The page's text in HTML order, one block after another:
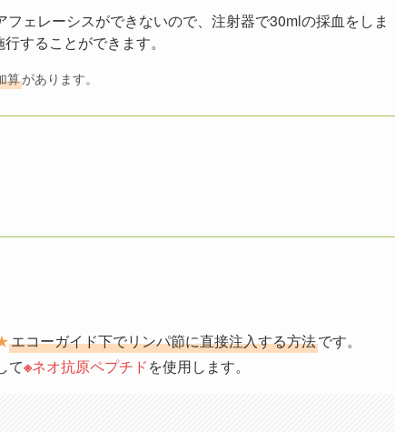
ェレーシスができないので、注射器で30mlの採血をしま
することができます。
算があります。
エコーガイド下でリンパ節に直接注入する方法です。
て※ネオ抗原ペプチドを使用します。